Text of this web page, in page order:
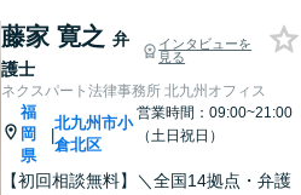
藤家 寛之 弁
護士
インタビューを
見る
ネクスパート法律事務所 北九州オフィス
福
岡
県
|
北九州市小
倉北区
営業時間：09:00~21:00
（土日祝日）
【初回相談無料】＼全国14拠点・弁護